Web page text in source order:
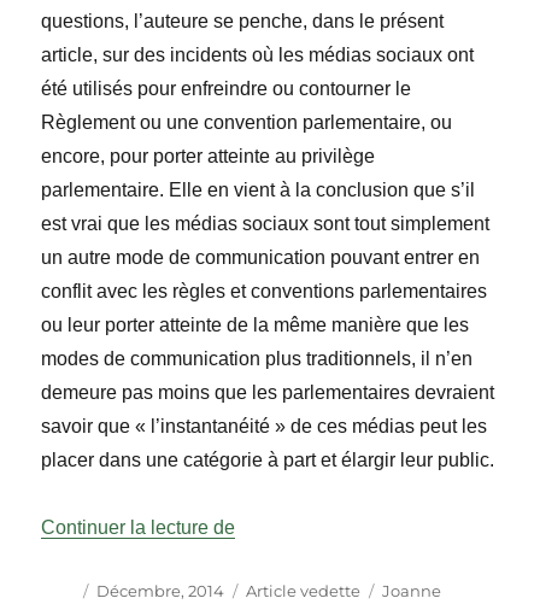
questions, l’auteure se penche, dans le présent
article, sur des incidents où les médias sociaux ont
été utilisés pour enfreindre ou contourner le
Règlement ou une convention parlementaire, ou
encore, pour porter atteinte au privilège
parlementaire. Elle en vient à la conclusion que s’il
est vrai que les médias sociaux sont tout simplement
un autre mode de communication pouvant entrer en
conflit avec les règles et conventions parlementaires
ou leur porter atteinte de la même manière que les
modes de communication plus traditionnels, il n’en
demeure pas moins que les parlementaires devraient
savoir que « l’instantanéité » de ces médias peut les
placer dans une catégorie à part et élargir leur public.
Continuer la lecture de« Les incidences des médias
Auteur
Publié
Décembre, 2014 Catégories
Article vedette Étiquettes
Joanne